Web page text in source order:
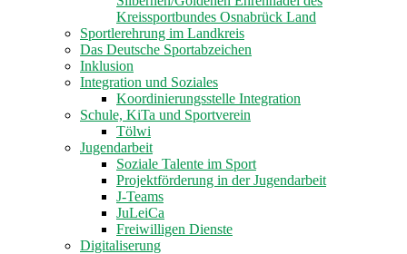
Kreissportbundes Osnabrück Land
Sportlerehrung im Landkreis
Das Deutsche Sportabzeichen
Inklusion
Integration und Soziales
Koordinierungsstelle Integration
Schule, KiTa und Sportverein
Tölwi
Jugendarbeit
Soziale Talente im Sport
Projektförderung in der Jugendarbeit
J-Teams
JuLeiCa
Freiwilligen Dienste
Digitaliserung